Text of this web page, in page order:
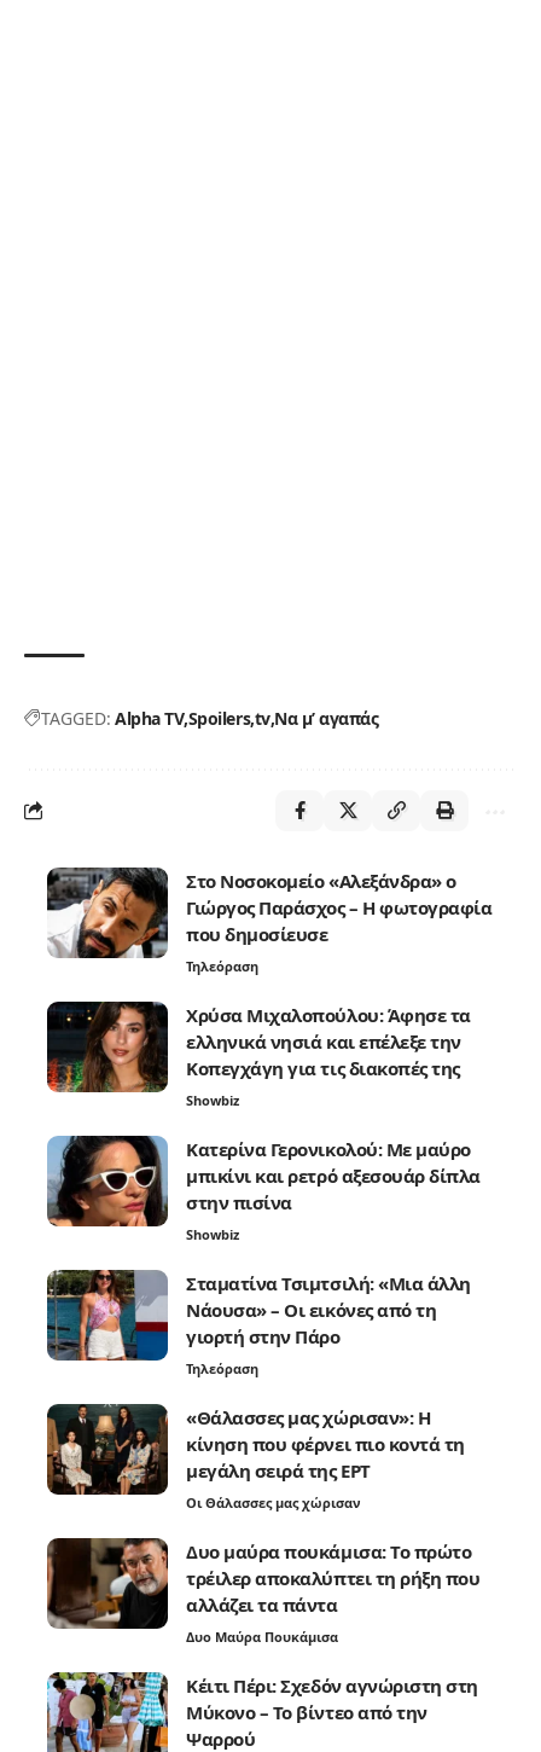
TAGGED: Alpha TVSpoilers tv Να μ’ αγαπάς
Στο Νοσοκομείο «Αλεξάνδρα» ο
Γιώργος Παράσχος – Η φωτογραφία
που δημοσίευσε
Τηλεόραση
Χρύσα Μιχαλοπούλου: Άφησε τα
ελληνικά νησιά και επέλεξε την
Κοπεγχάγη για τις διακοπές της
Showbiz
Κατερίνα Γερονικολού: Με μαύρο
μπικίνι και ρετρό αξεσουάρ δίπλα
στην πισίνα
Showbiz
Σταματίνα Τσιμτσιλή: «Μια άλλη
Νάουσα» – Οι εικόνες από τη
γιορτή στην Πάρο
Τηλεόραση
«Θάλασσες μας χώρισαν»: Η
κίνηση που φέρνει πιο κοντά τη
μεγάλη σειρά της ΕΡΤ
Οι Θάλασσες μας χώρισαν
Δυο μαύρα πουκάμισα: Το πρώτο
τρέιλερ αποκαλύπτει τη ρήξη που
αλλάζει τα πάντα
Δυο Μαύρα Πουκάμισα
Κέιτι Πέρι: Σχεδόν αγνώριστη στη
Μύκονο – Το βίντεο από την
Ψαρρού